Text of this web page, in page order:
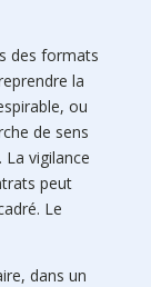
des formats
la
ou
de sens
La vigilance
peut
Le
dans un